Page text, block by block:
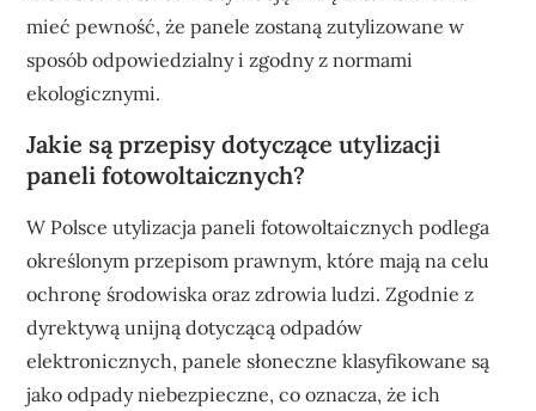
mieć pewność, że panele zostaną zutylizowane w
sposób odpowiedzialny i zgodny z normami
ekologicznymi.
Jakie są przepisy dotyczące utylizacji
paneli fotowoltaicznych?
W Polsce utylizacja paneli fotowoltaicznych podlega
określonym przepisom prawnym, które mają na celu
ochronę środowiska oraz zdrowia ludzi. Zgodnie z
dyrektywą unijną dotyczącą odpadów
elektronicznych, panele słoneczne klasyfikowane są
jako odpady niebezpieczne, co oznacza, że ich